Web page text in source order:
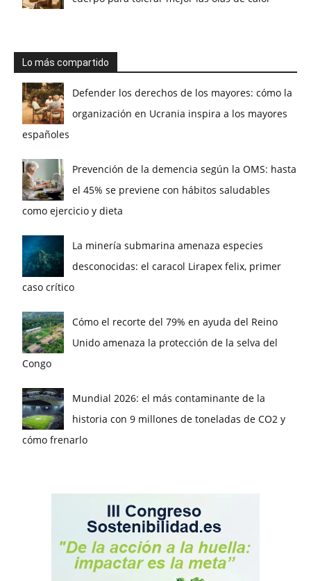
Lo más compartido
Defender los derechos de los mayores: cómo la
organización en Ucrania inspira a los mayores
españoles
Prevención de la demencia según la OMS: hasta
el 45% se previene con hábitos saludables
como ejercicio y dieta
La minería submarina amenaza especies
desconocidas: el caracol Lirapex felix, primer
caso crítico
Cómo el recorte del 79% en ayuda del Reino
Unido amenaza la protección de la selva del
Congo
Mundial 2026: el más contaminante de la
historia con 9 millones de toneladas de CO2 y
cómo frenarlo